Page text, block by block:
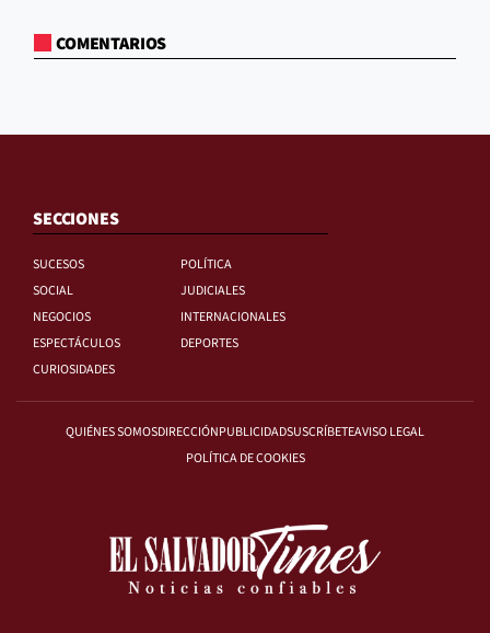
COMENTARIOS
SECCIONES
SUCESOS
POLÍTICA
SOCIAL
JUDICIALES
NEGOCIOS
INTERNACIONALES
ESPECTÁCULOS
DEPORTES
CURIOSIDADES
QUIÉNES SOMOSDIRECCIÓNPUBLICIDADSUSCRÍBETEAVISO LEGAL
POLÍTICA DE COOKIES